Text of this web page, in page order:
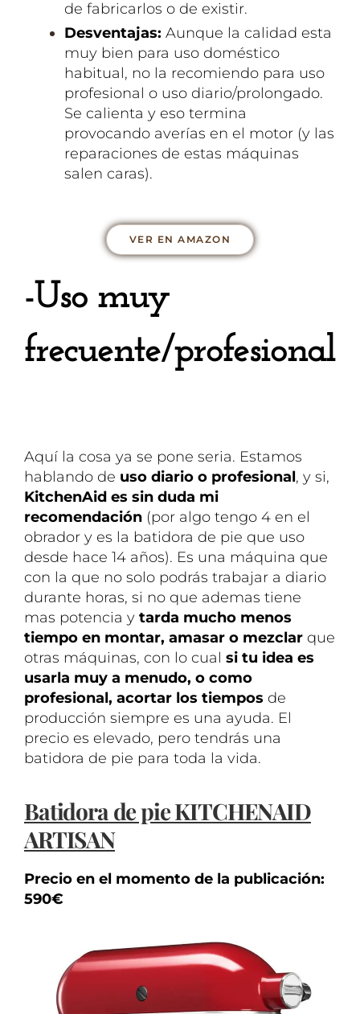
de fabricarlos o de existir.
Desventajas: Aunque la calidad esta
muy bien para uso doméstico
habitual, no la recomiendo para uso
profesional o uso diario/prolongado.
Se calienta y eso termina
provocando averías en el motor (y las
reparaciones de estas máquinas
salen caras).
VER EN AMAZON
-Uso muy
frecuente/profesional
Aquí la cosa ya se pone seria. Estamos
hablando de uso diario o profesional, y si,
KitchenAid es sin duda mi
recomendación (por algo tengo 4 en el
obrador y es la batidora de pie que uso
desde hace 14 años). Es una máquina que
con la que no solo podrás trabajar a diario
durante horas, si no que ademas tiene
mas potencia y tarda mucho menos
tiempo en montar, amasar o mezclar que
otras máquinas, con lo cual si tu idea es
usarla muy a menudo, o como
profesional, acortar los tiempos de
producción siempre es una ayuda. El
precio es elevado, pero tendrás una
batidora de pie para toda la vida.
Batidora de pie KITCHENAID
ARTISAN
Precio en el momento de la publicación:
590€